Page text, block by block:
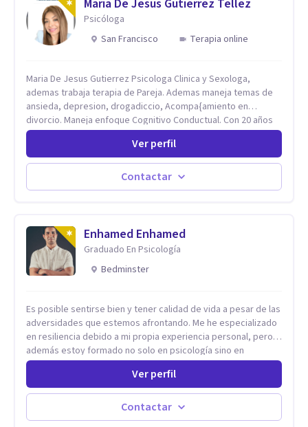
Maria De Jesus Gutierrez Tellez
Psicóloga
San Francisco
Terapia online
Maria De Jesus Gutierrez Psicologa Clinica y Sexologa,
ademas trabaja terapia de Pareja. Ademas maneja temas de
ansieda, depresion, drogadiccio, Acompa{amiento en
divorcio. Maneja enfoque Cognitivo Conductual. Con 20 años
de experiencia, constantemente capacitandose en las
diferntes areas de la Salud Mental.
Ver perfil
Contactar
Enhamed Enhamed
Graduado En Psicología
Bedminster
Es posible sentirse bien y tener calidad de vida a pesar de las
adversidades que estemos afrontando. Me he especializado
en resiliencia debido a mi propia experiencia personal, pero
además estoy formado no solo en psicología sino en
coaching y técnicas de alto impacto centradas en: depresión,
ansiedad y terapia de parejas. Sé que con el plan correcto y
el acompañamiento adecuado todo el mundo puede observar
cambios en menos de 5 sesiones. Mi experiencia profesional
me ha demostrado que no importan las dificultades sino las
Ver perfil
Contactar